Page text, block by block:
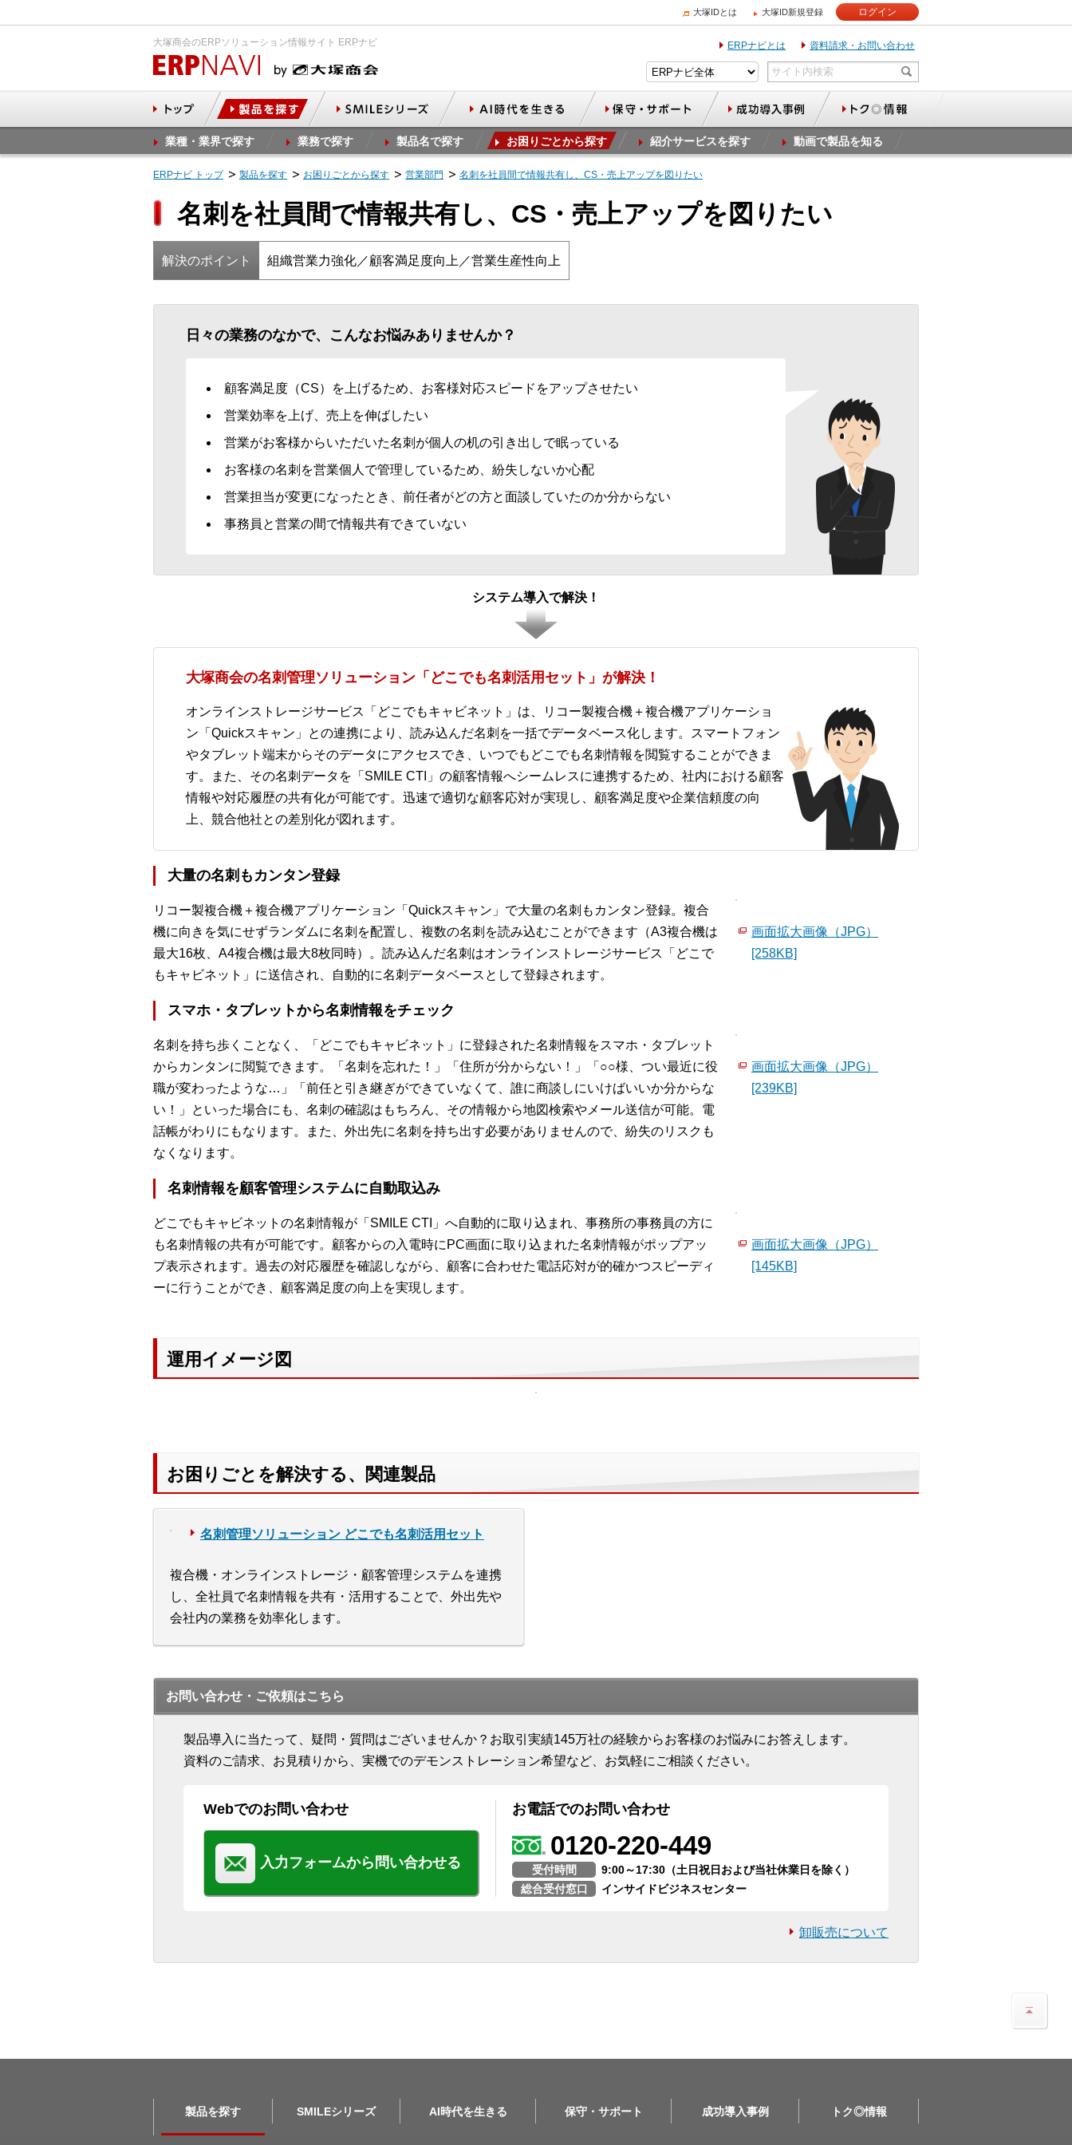
大塚IDとは 大塚ID新規登録 ログイン
大塚商会のERPソリューション情報サイト ERPナビ ERPナビとは 資料請求・お問い合わせ
業種・業界で探す 業務で探す 製品名で探す お困りごとから探す 紹介サービスを探す 動画で製品を知る
ERPナビ トップ 製品を探す お困りごとから探す 営業部門 名刺を社員間で情報共有し、CS・売上アップを図りたい
名刺を社員間で情報共有し、CS・売上アップを図りたい
解決のポイント 組織営業力強化／顧客満足度向上／営業生産性向上
日々の業務のなかで、こんなお悩みありませんか？
顧客満足度（CS）を上げるため、お客様対応スピードをアップさせたい
営業効率を上げ、売上を伸ばしたい
営業がお客様からいただいた名刺が個人の机の引き出しで眠っている
お客様の名刺を営業個人で管理しているため、紛失しないか心配
営業担当が変更になったとき、前任者がどの方と面談していたのか分からない
事務員と営業の間で情報共有できていない
システム導入で解決！
大塚商会の名刺管理ソリューション「どこでも名刺活用セット」が解決！
オンラインストレージサービス「どこでもキャビネット」は、リコー製複合機＋複合機アプリケーショ
ン「Quickスキャン」との連携により、読み込んだ名刺を一括でデータベース化します。スマートフォン
やタブレット端末からそのデータにアクセスでき、いつでもどこでも名刺情報を閲覧することができま
す。また、その名刺データを「SMILE CTI」の顧客情報へシームレスに連携するため、社内における顧客
情報や対応履歴の共有化が可能です。迅速で適切な顧客応対が実現し、顧客満足度や企業信頼度の向
上、競合他社との差別化が図れます。
大量の名刺もカンタン登録
リコー製複合機＋複合機アプリケーション「Quickスキャン」で大量の名刺もカンタン登録。複合
機に向きを気にせずランダムに名刺を配置し、複数の名刺を読み込むことができます（A3複合機は
最大16枚、A4複合機は最大8枚同時）。読み込んだ名刺はオンラインストレージサービス「どこで
もキャビネット」に送信され、自動的に名刺データベースとして登録されます。
画面拡大画像（JPG）
[258KB]
スマホ・タブレットから名刺情報をチェック
名刺を持ち歩くことなく、「どこでもキャビネット」に登録された名刺情報をスマホ・タブレット
からカンタンに閲覧できます。「名刺を忘れた！」「住所が分からない！」「○○様、つい最近に役
職が変わったような…」「前任と引き継ぎができていなくて、誰に商談しにいけばいいか分からな
い！」といった場合にも、名刺の確認はもちろん、その情報から地図検索やメール送信が可能。電
話帳がわりにもなります。また、外出先に名刺を持ち出す必要がありませんので、紛失のリスクも
なくなります。
画面拡大画像（JPG）
[239KB]
名刺情報を顧客管理システムに自動取込み
どこでもキャビネットの名刺情報が「SMILE CTI」へ自動的に取り込まれ、事務所の事務員の方に
も名刺情報の共有が可能です。顧客からの入電時にPC画面に取り込まれた名刺情報がポップアッ
プ表示されます。過去の対応履歴を確認しながら、顧客に合わせた電話応対が的確かつスピーディ
ーに行うことができ、顧客満足度の向上を実現します。
画面拡大画像（JPG）
[145KB]
運用イメージ図
お困りごとを解決する、関連製品
名刺管理ソリューション どこでも名刺活用セット
複合機・オンラインストレージ・顧客管理システムを連携
し、全社員で名刺情報を共有・活用することで、外出先や
会社内の業務を効率化します。
お問い合わせ・ご依頼はこちら
製品導入に当たって、疑問・質問はございませんか？お取引実績145万社の経験からお客様のお悩みにお答えします。
資料のご請求、お見積りから、実機でのデモンストレーション希望など、お気軽にご相談ください。
Webでのお問い合わせ
入力フォームから問い合わせる
お電話でのお問い合わせ
0120-220-449
受付時間
9:00～17:30（土日祝日および当社休業日を除く）
総合受付窓口
インサイドビジネスセンター
卸販売について
製品を探す SMILEシリーズ AI時代を生きる 保守・サポート 成功導入事例 トク◎情報